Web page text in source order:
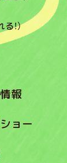
！）
報
ョー